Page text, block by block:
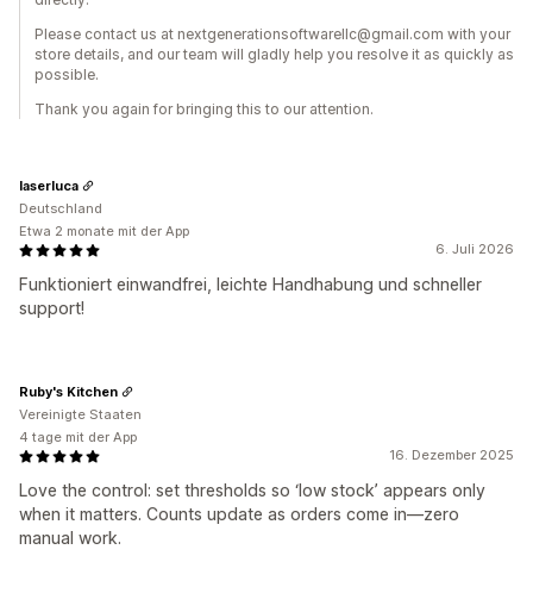
Please contact us at nextgenerationsoftwarellc@gmail.com with your
store details, and our team will gladly help you resolve it as quickly as
possible.
Thank you again for bringing this to our attention.
6. Juli 2026
Funktioniert einwandfrei, leichte Handhabung und schneller
support!
laserluca
Deutschland
Etwa 2 monate mit der App
16. Dezember 2025
Love the control: set thresholds so ‘low stock’ appears only
when it matters. Counts update as orders come in—zero
manual work.
Ruby's Kitchen
Vereinigte Staaten
4 tage mit der App